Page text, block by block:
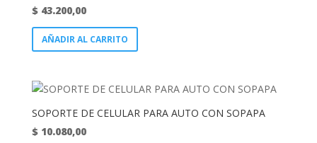
$43.200,00
AÑADIR AL CARRITO
SOPORTE DE CELULAR PARA AUTO CON SOPAPA
$10.080,00